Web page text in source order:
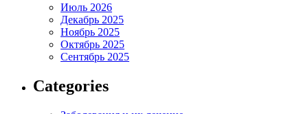
Июль 2026
Декабрь 2025
Ноябрь 2025
Октябрь 2025
Сентябрь 2025
Categories